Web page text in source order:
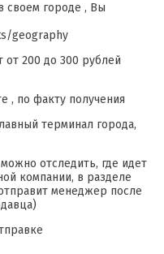
своем городе , Вы
geography
от 200 до 300 рублей
, по факту получения
терминал города,
отследить, где идет
компании, в разделе
менеджер после